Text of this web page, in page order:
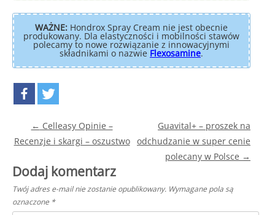
WAŻNE: Hondrox Spray Cream nie jest obecnie
produkowany. Dla elastyczności i mobilności stawów
polecamy to nowe rozwiązanie z innowacyjnymi
składnikami o nazwie Flexosamine.
Post navigation
← Celleasy Opinie –
Recenzje i skargi – oszustwo
Guavital+ – proszek na
odchudzanie w super cenie
polecany w Polsce →
Dodaj komentarz
Twój adres e-mail nie zostanie opublikowany. Wymagane pola są
oznaczone *